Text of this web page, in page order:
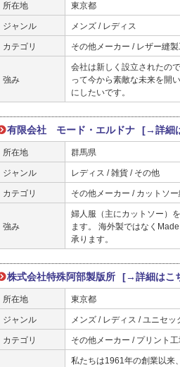
所在地 東京都
ジャンル メンズ / レディス
カテゴリ その他メーカー / レザー縫
強み
会社は新しく設立されたの
って今から素敵な未来を開
にしたいです。
有限会社 モード・エルドナ [→詳細
所在地 群馬県
ジャンル レディス / 雑貨 / その他
カテゴリ その他メーカー / カットソ
強み
婦人服（主にカットソー）
ます。 海外製ではなく
承ります。
株式会社特殊阿部製版所 [→詳細はこ
所在地 東京都
ジャンル メンズ / レディス / ユニセ
カテゴリ その他メーカー / プリント
私たちは1961年の創業以来